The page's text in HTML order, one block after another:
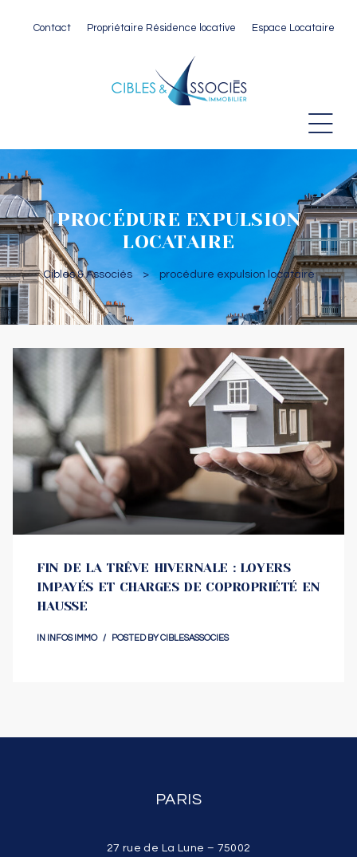
Contact Propriétaire Résidence locative Espace Locataire
PROCÉDURE EXPULSION
LOCATAIRE
Cibles & Associés > procédure expulsion locataire
FIN DE LA TRÊVE HIVERNALE : LOYERS
IMPAYÉS ET CHARGES DE COPROPRIÉTÉ EN
HAUSSE
IN INFOS IMMO POSTED BYCIBLESASSOCIES
PARIS
27 rue de La Lune – 75002